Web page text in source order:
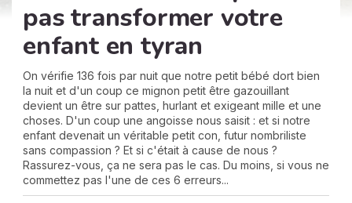
pas transformer votre
enfant en tyran
On vérifie 136 fois par nuit que notre petit bébé dort bien
la nuit et d'un coup ce mignon petit être gazouillant
devient un être sur pattes, hurlant et exigeant mille et une
choses. D'un coup une angoisse nous saisit : et si notre
enfant devenait un véritable petit con, futur nombriliste
sans compassion ? Et si c'était à cause de nous ?
Rassurez-vous, ça ne sera pas le cas. Du moins, si vous ne
commettez pas l'une de ces 6 erreurs...